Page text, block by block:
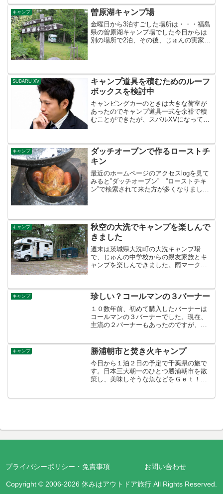
ャンプにはあまり...
キャンプ 曽原湖キャンプ場
金曜日から3泊すごした場所は・・・福島
県の曽原湖キャンプ場でした今日からは
別の場所で2泊、その後、じゅんの実家に
リーサイト。山...
SUBARU XV
キャンプ道具を積むためのルーフ
ボックスを検討中
キャンピングカーのときは大きな荷室が
あったのでキャンプ道具一式を余裕で積
むことができたが、スバルXVになってか
夫婦で旅に出るので後部座席は荷物置き
場に使えるが、ごちゃご...
キャンプ
ダッチオーブンで作るローストチ
キン
最近のホームページのアクセスlogを見て
みると”ダッチオーブン” ”ローストチキ
ン”で検索されて来た方が多くなりまし
HPにも作り方を...
キャンプ
秋空の大洗でキャンプを楽しんで
きました
週末は茨城県大洗町の大洗キャンプ場
で、じゅんの中学校からの親友家族とキ
ャンプを楽しんできました。雨マークが
た 大洗キャンプ場は今年の6月の町営に
なったそうです。財団法...
キャンプ 珍しい？コールマンの３バーナー
１０数年前、初めて購入したバーナーは
コールマンの３バーナーでした。現在、
主流の２バーナーもあったのですが、当
年使ってましたが、サイズ大きく、重い
ので取り扱いが面倒に・・...
キャンプ 勝浦朝市と焚き火キャンプ
今日から１泊２日の予定で千葉県の旅で
す。日本三大朝一のひとつ勝浦朝市を散
策し、美味しそうな魚などをＧｅｔ！近
プライバシーポリシー・免責事項 お問い合わせ
Copyright © 2006-2026 休みはアウトドア旅行 All Rights Reserved.